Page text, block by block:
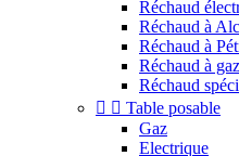
Réchaud
Réchaud à
Réchaud à
Réchaud à gaz
Réchaud
  Table posable
Gaz
Electrique